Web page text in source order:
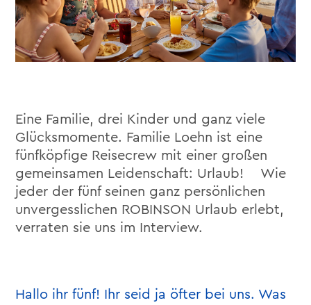
Eine Familie, drei Kinder und ganz viele
Glücksmomente. Familie Loehn ist eine
fünfköpfige Reisecrew mit einer großen
gemeinsamen Leidenschaft: Urlaub! Wie
jeder der fünf seinen ganz persönlichen
unvergesslichen ROBINSON Urlaub erlebt,
verraten sie uns im Interview.
Hallo ihr fünf! Ihr seid ja öfter bei uns. Was